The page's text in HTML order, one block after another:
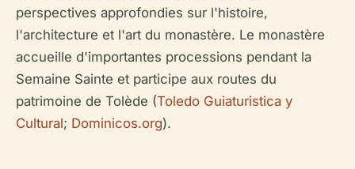
perspectives approfondies sur l'histoire,
l'architecture et l'art du monastère. Le monastère
accueille d'importantes processions pendant la
Semaine Sainte et participe aux routes du
patrimoine de Tolède (Toledo Guiaturistica y
Cultural; Dominicos.org).